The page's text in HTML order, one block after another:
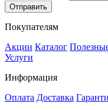
Отправить
Покупателям
Акции Каталог
Услуги
Информация
Оплата Доставка